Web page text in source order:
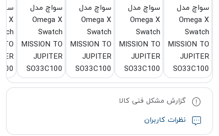
گزارش مشکل فنی کالا
نظرات کاربران